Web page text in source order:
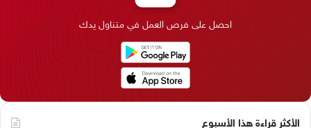
ن
ر
ا
م
احصل على فرص العمل في متناول يدك
الأكثر قراءة هذا الأسبوع